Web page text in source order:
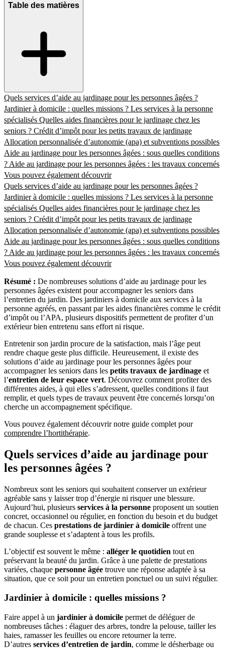
Table des matières
Quels services d’aide au jardinage pour les personnes âgées ?
Jardinier à domicile : quelles missions ? Les services à la personne
spécialisés Quelles aides financières pour le jardinage chez les
seniors ? Crédit d’impôt pour les petits travaux de jardinage
Allocation personnalisée d’autonomie (apa) et subventions possibles
Aide au jardinage pour les personnes âgées : sous quelles conditions
? Aide au jardinage pour les personnes âgées : les travaux concernés
Vous pouvez également découvrir
Quels services d’aide au jardinage pour les personnes âgées ?
Jardinier à domicile : quelles missions ? Les services à la personne
spécialisés Quelles aides financières pour le jardinage chez les
seniors ? Crédit d’impôt pour les petits travaux de jardinage
Allocation personnalisée d’autonomie (apa) et subventions possibles
Aide au jardinage pour les personnes âgées : sous quelles conditions
? Aide au jardinage pour les personnes âgées : les travaux concernés
Vous pouvez également découvrir
Résumé : De nombreuses solutions d’aide au jardinage pour les
personnes âgées existent pour accompagner les seniors dans
l’entretien du jardin. Des jardiniers à domicile aux services à la
personne agréés, en passant par les aides financières comme le crédit
d’impôt ou l’APA, plusieurs dispositifs permettent de profiter d’un
extérieur bien entretenu sans effort ni risque.
Entretenir son jardin procure de la satisfaction, mais l’âge peut
rendre chaque geste plus difficile. Heureusement, il existe des
solutions d’aide au jardinage pour les personnes âgées pour
accompagner les seniors dans les petits travaux de jardinage et
l’entretien de leur espace vert. Découvrez comment profiter des
différentes aides, à qui elles s’adressent, quelles conditions il faut
remplir, et quels types de travaux peuvent être concernés lorsqu’on
cherche un accompagnement spécifique.
Vous pouvez également découvrir notre guide complet pour
comprendre l’hortithérapie.
Quels services d’aide au jardinage pour
les personnes âgées ?
Nombreux sont les seniors qui souhaitent conserver un extérieur
agréable sans y laisser trop d’énergie ni risquer une blessure.
Aujourd’hui, plusieurs services à la personne proposent un soutien
concret, occasionnel ou régulier, en fonction du besoin et du budget
de chacun. Ces prestations de jardinier à domicile offrent une
grande souplesse et s’adaptent à tous les profils.
L’objectif est souvent le même : alléger le quotidien tout en
préservant la beauté du jardin. Grâce à une palette de prestations
variées, chaque personne âgée trouve une réponse adaptée à sa
situation, que ce soit pour un entretien ponctuel ou un suivi régulier.
Jardinier à domicile : quelles missions ?
Faire appel à un jardinier à domicile permet de déléguer de
nombreuses tâches : élaguer des arbres, tondre la pelouse, tailler les
haies, ramasser les feuilles ou encore retourner la terre.
D’autres services d’entretien de jardin, comme le désherbage ou